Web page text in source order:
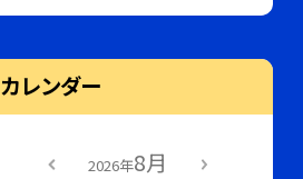
カレンダー
2026年8月